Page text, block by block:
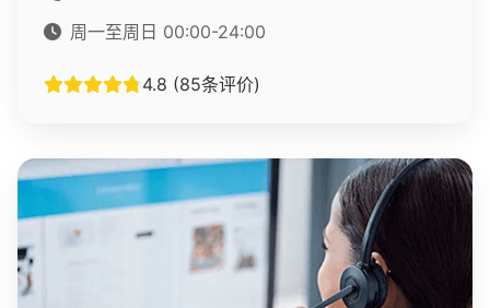
周一至周日 00:00-24:00
4.8 (85条评价)